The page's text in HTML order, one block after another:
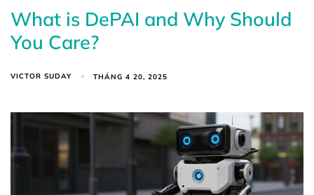
What is DePAI and Why Should
You Care?
VICTOR SUDAY THÁNG 4 20, 2025